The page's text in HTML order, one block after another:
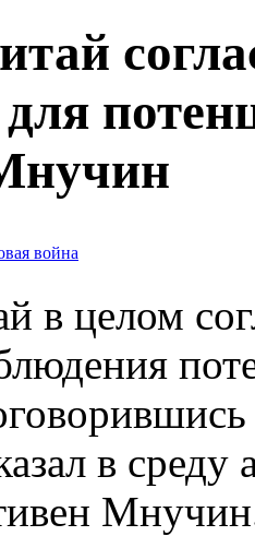
война
целом
в